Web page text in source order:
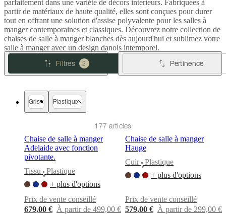
de
rangementsCollections
d’accessoiresCollection
tissu
et
cuirMobiliers
PiècesSéjoursSalles
mangerChambresAménagements
BureauxBoConcept
Helena
Service
livraisonEntretien
meublesInstructions
d’assemblage
Garantie
Service
Décoration
d'IntérieurCommandez
parfaitement dans une variété de décors intérieurs. Fabriquées à
partir de matériaux de haute qualité, elles sont conçues pour durer
tout en offrant une solution d'assise polyvalente pour les salles à
manger contemporaines et classiques. Découvrez notre collection de
chaises de salle à manger blanches dès aujourd'hui et sublimez votre
salle à manger avec un design danois intemporel.
Filtres
2 Pertinence
Gris Plastique
177 articles
Chaise de salle à manger
Adelaide avec fonction
pivotante.
Tissu
•
Plastique
+ plus d'options
Prix de vente conseillé
679,00 € À partir de 499,00 €
Chaise de salle à manger
Hauge
Cuir
•
Plastique
+ plus d'options
Prix de vente conseillé
579,00 € À partir de 299,00 €